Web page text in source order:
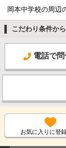
岡本中学校の周辺
こだわり条件か
電話で
お気に入りに登